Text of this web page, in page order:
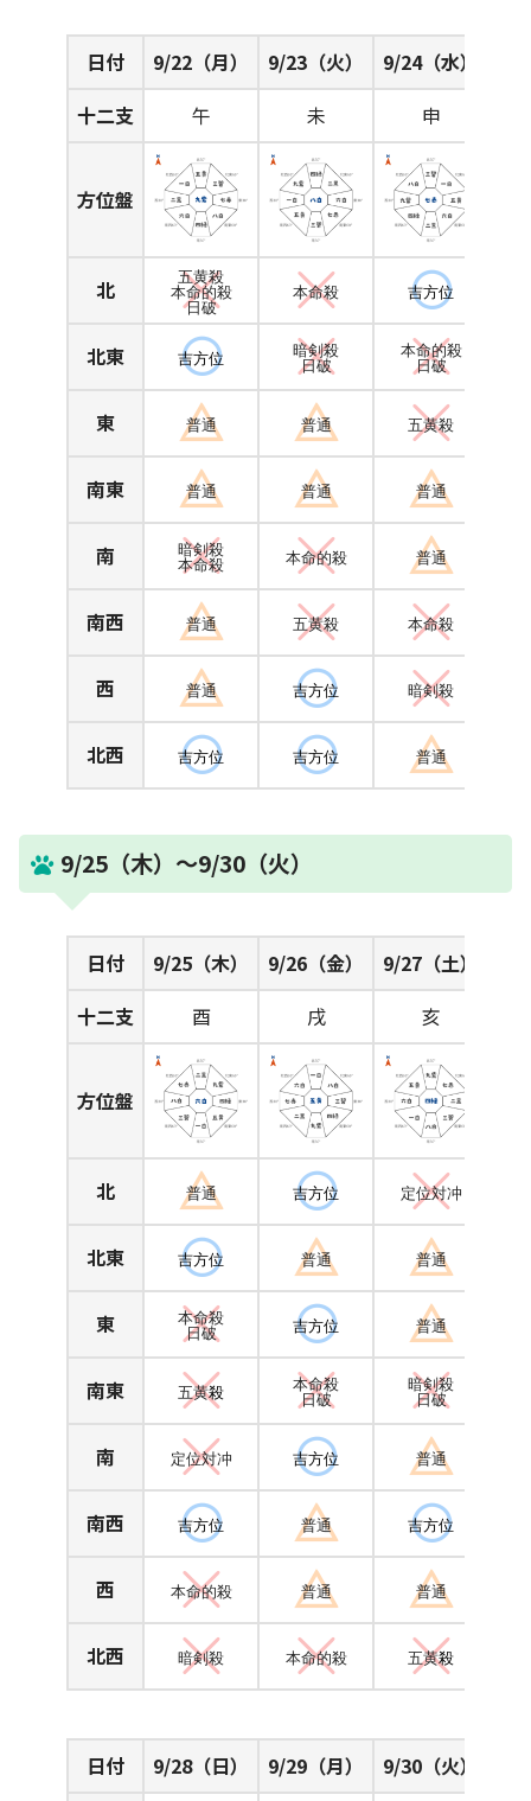
日付 9/22（月） 9/23（火）
9/24（水）
十二支
午 未 申
方位盤
北
五黄殺
本命的殺
日破
本命殺 吉方位
北東 吉方位
暗剣殺
日破
本命的殺
日破
東 普通 普通 五黄殺
南東 普通 普通 普通
南
暗剣殺
本命殺
本命的殺 普通
南西 普通 五黄殺 本命殺
西 普通 吉方位 暗剣殺
北西 吉方位 吉方位 普通
9/25（木）～9/30（火）
日付 9/25（木） 9/26（金）
9/27（土）
十二支
酉 戌 亥
方位盤
北 普通 吉方位 定位対冲
北東 吉方位 普通 普通
東
本命殺
日破
吉方位 普通
南東 五黄殺
本命殺
日破
暗剣殺
日破
南 定位対冲 吉方位 普通
南西 吉方位 普通 吉方位
西 本命的殺 普通 普通
北西 暗剣殺 本命的殺 五黄殺
日付 9/28（日） 9/29（月） 9/30（火）